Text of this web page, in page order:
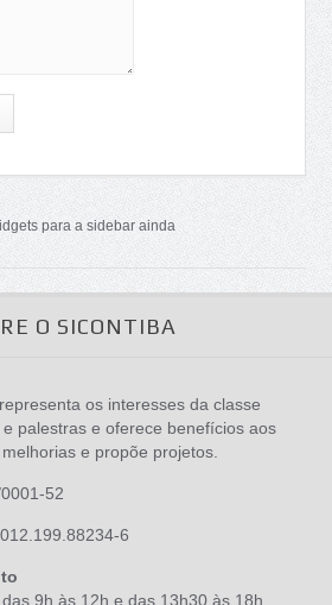
para a sidebar ainda
O SICONTIBA
os interesses da classe
palestras e oferece benefícios aos
e propõe projetos.
52
6
9h às 12h e das 13h30 às 18h